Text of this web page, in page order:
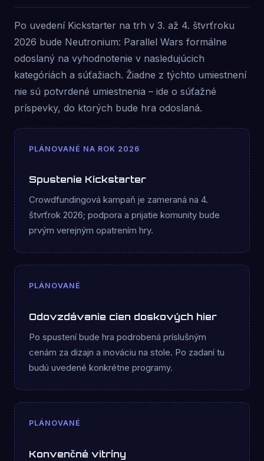
Po uvedení Kickstarter na trh v 3. až 4. štvrťroku
2026 bude Neutronium: Parallel Wars formálne
odoslaný na vyhodnotenie v nasledujúcich
kategóriách a súťažiach. Žiadne z týchto umiestnení
nie sú potvrdené umiestnenia – ide o súťažné
príspevky, do ktorých bude hra odoslaná.
PLÁNOVANÉ NA ROK 2026
Spustenie Kickstarter
Crowdfundingová kampaň je zameraná na 4.
štvrťrok 2026; podpora a prijatie komunity bude
prvým verejným opatrením hry.
PLÁNOVANÉ
Odovzdávanie cien doskových hier
Po spustení bude hra podrobená príslušným
cenám za dizajn a inováciu na stole. Po zadaní tu
budú uvedené konkrétne programy.
PLÁNOVANÉ
Konvenčné vitríny